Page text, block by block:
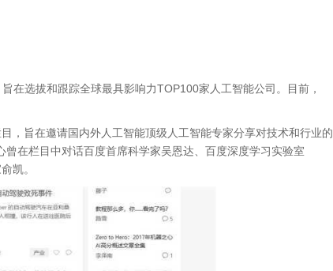
在选拔和跟踪全球最具影响力TOP100家人工智能公司。目前，
，旨在邀请国内外人工智能顶级人工智能专家分享对技术和行业的
在栏目中对话百度首席科学家吴恩达、百度深度学习实验室
凯。